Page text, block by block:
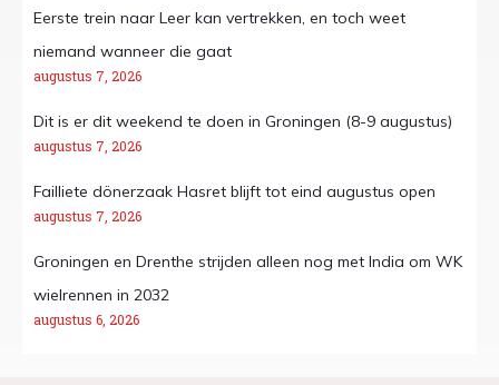
Eerste trein naar Leer kan vertrekken, en toch weet
niemand wanneer die gaat
augustus 7, 2026
Dit is er dit weekend te doen in Groningen (8-9 augustus)
augustus 7, 2026
Failliete dönerzaak Hasret blijft tot eind augustus open
augustus 7, 2026
Groningen en Drenthe strijden alleen nog met India om WK
wielrennen in 2032
augustus 6, 2026